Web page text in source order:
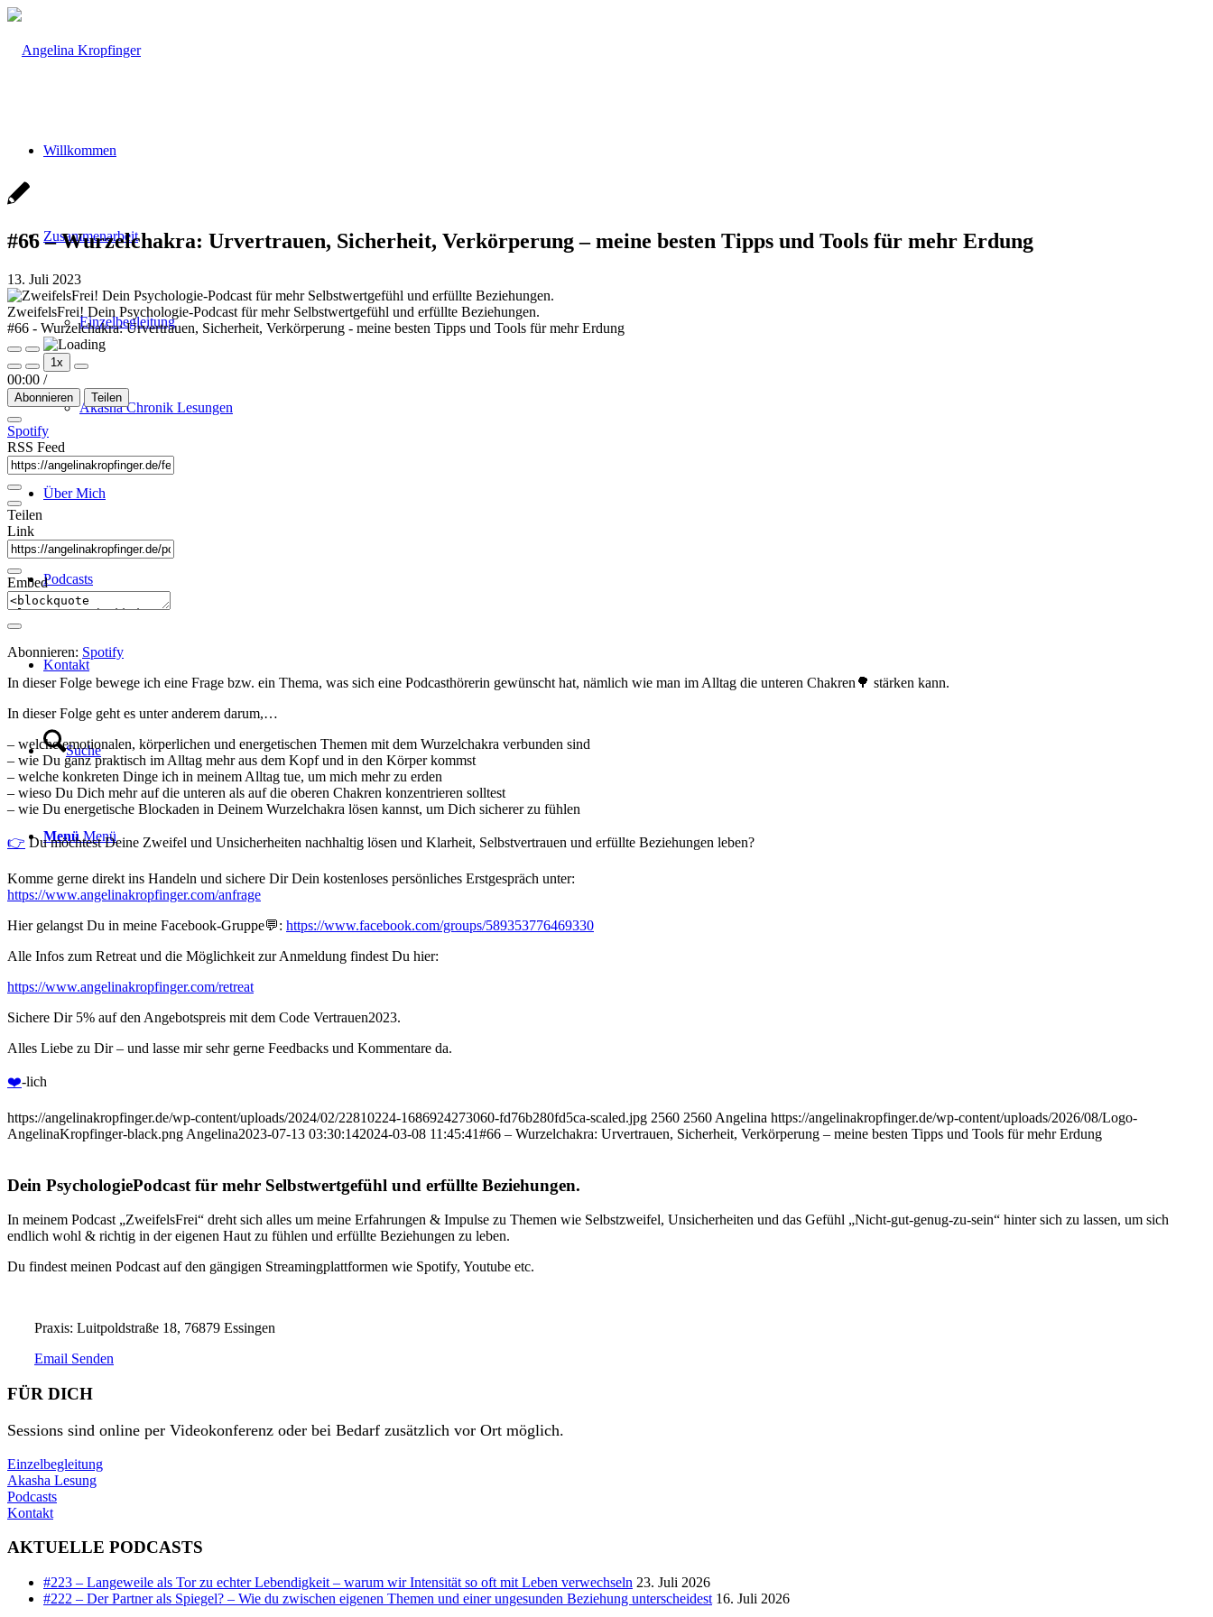
Willkommen
Zusammenarbeit
Einzelbegleitung
Akasha Chronik Lesungen
Über Mich
Podcasts
Kontakt
Suche
Menü Menü
#66 – Wurzelchakra: Urvertrauen, Sicherheit, Verkörperung – meine besten Tipps und Tools für mehr Erdung
13. Juli 2023
ZweifelsFrei! Dein Psychologie-Podcast für mehr Selbstwertgefühl und erfüllte Beziehungen.
#66 - Wurzelchakra: Urvertrauen, Sicherheit, Verkörperung - meine besten Tipps und Tools für mehr Erdung
Play
Episode
Pause
Episode
1x
00:00 /
Abonnieren Teilen
Spotify
RSS Feed
Teilen
Link
Embed
Abonnieren: Spotify
In dieser Folge bewege ich eine Frage bzw. ein Thema, was sich eine Podcasthörerin gewünscht hat, nämlich wie man im Alltag die unteren Chakren🌳 stärken kann.
In dieser Folge geht es unter anderem darum,…
– welche emotionalen, körperlichen und energetischen Themen mit dem Wurzelchakra verbunden sind
– wie Du ganz praktisch im Alltag mehr aus dem Kopf und in den Körper kommst
– welche konkreten Dinge ich in meinem Alltag tue, um mich mehr zu erden
– wieso Du Dich mehr auf die unteren als auf die oberen Chakren konzentrieren solltest
– wie Du energetische Blockaden in Deinem Wurzelchakra lösen kannst, um Dich sicherer zu fühlen
👉⁠ Du möchtest Deine Zweifel und Unsicherheiten nachhaltig lösen und Klarheit, Selbstvertrauen und erfüllte Beziehungen leben?
Komme gerne direkt ins Handeln und sichere Dir Dein kostenloses persönliches Erstgespräch unter:
⁠⁠https://www.angelinakropfinger.com/anfrage⁠
Hier gelangst Du in meine Facebook-Gruppe💬: ⁠https://www.facebook.com/groups/589353776469330⁠
Alle Infos zum Retreat und die Möglichkeit zur Anmeldung findest Du hier:
⁠⁠https://www.angelinakropfinger.com/retreat⁠⁠
Sichere Dir 5% auf den Angebotspreis mit dem Code Vertrauen2023.
Alles Liebe zu Dir – und lasse mir sehr gerne Feedbacks und Kommentare da.
⁠❤️️⁠-lich
https://angelinakropfinger.de/wp-content/uploads/2024/02/22810224-1686924273060-fd76b280fd5ca-scaled.jpg 2560 2560 Angelina https://angelinakropfinger.de/wp-content/uploads/2026/08/Logo-
AngelinaKropfinger-black.png Angelina2023-07-13 03:30:142024-03-08 11:45:41#66 – Wurzelchakra: Urvertrauen, Sicherheit, Verkörperung – meine besten Tipps und Tools für mehr Erdung
Dein PsychologiePodcast für mehr Selbstwertgefühl und erfüllte Beziehungen.
In meinem Podcast „ZweifelsFrei“ dreht sich alles um meine Erfahrungen & Impulse zu Themen wie Selbstzweifel, Unsicherheiten und das Gefühl „Nicht-gut-genug-zu-sein“ hinter sich zu lassen, um sich
endlich wohl & richtig in der eigenen Haut zu fühlen und erfüllte Beziehungen zu leben.
Du findest meinen Podcast auf den gängigen Streamingplattformen wie Spotify, Youtube etc.
Praxis: Luitpoldstraße 18, 76879 Essingen
Email Senden
FÜR DICH
Sessions sind online per Videokonferenz oder bei Bedarf zusätzlich vor Ort möglich.
Einzelbegleitung
Akasha Lesung
Podcasts
Kontakt
AKTUELLE PODCASTS
#223 – Langeweile als Tor zu echter Lebendigkeit – warum wir Intensität so oft mit Leben verwechseln 23. Juli 2026
#222 – Der Partner als Spiegel? – Wie du zwischen eigenen Themen und einer ungesunden Beziehung unterscheidest 16. Juli 2026